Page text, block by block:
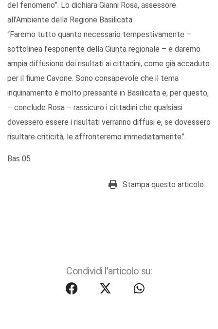
del fenomeno”. Lo dichiara Gianni Rosa, assessore
all’Ambiente della Regione Basilicata.
“Faremo tutto quanto necessario tempestivamente –
sottolinea l’esponente della Giunta regionale – e daremo
ampia diffusione dei risultati ai cittadini, come già accaduto
per il fiume Cavone. Sono consapevole che il tema
inquinamento è molto pressante in Basilicata e, per questo,
– conclude Rosa – rassicuro i cittadini che qualsiasi
dovessero essere i risultati verranno diffusi e, se dovessero
risultare criticità, le affronteremo immediatamente”.
Bas 05
Stampa questo articolo
Condividi l'articolo su: